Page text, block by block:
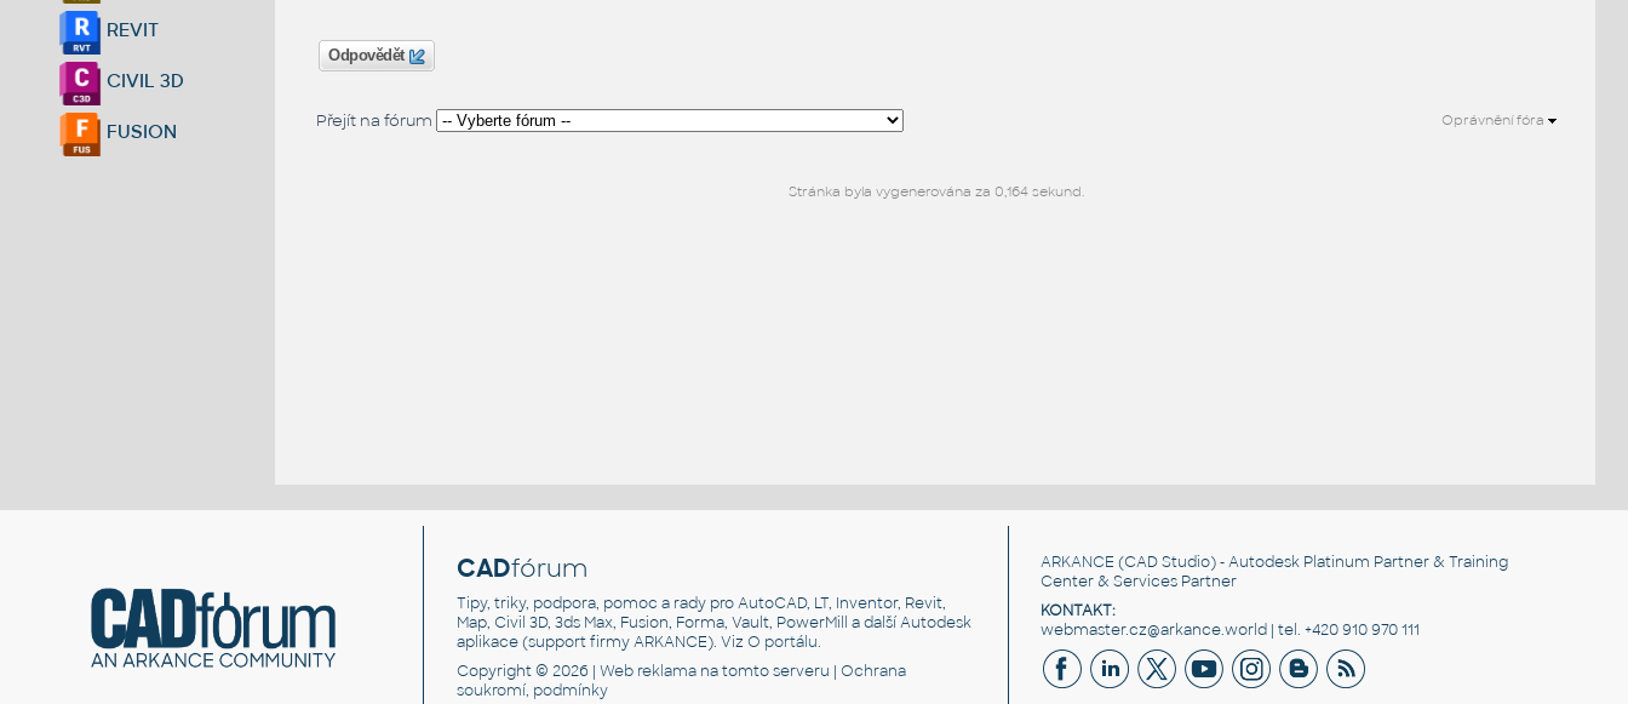
REVIT
CIVIL 3D
FUSION
Odpovědět
Přejít na fórum Oprávnění fóra
Stránka byla vygenerována za 0,164 sekund.
CADfórum
Tipy, triky, podpora, pomoc a rady pro AutoCAD, LT, Inventor, Revit,
Map, Civil 3D, 3ds Max, Fusion, Forma, Vault, PowerMill a další Autodesk
aplikace (support firmy ARKANCE). VizO portálu.
Copyright © 2026 |Web reklama na tomto serveru |Ochrana
soukromí, podmínky
ARKANCE (CAD Studio) - Autodesk Platinum Partner & Training
Center & Services Partner
KONTAKT:
webmaster.cz@arkance.world | tel. +420 910 970 111